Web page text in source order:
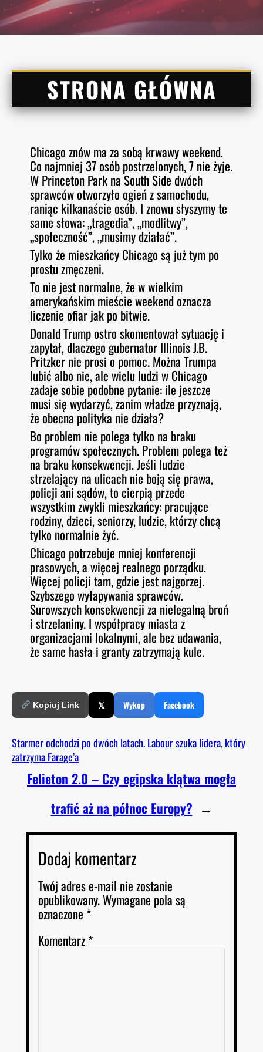
STRONA GŁÓWNA
Chicago znów ma za sobą krwawy weekend.
Co najmniej 37 osób postrzelonych, 7 nie żyje.
W Princeton Park na South Side dwóch
sprawców otworzyło ogień z samochodu,
raniąc kilkanaście osób. I znowu słyszymy te
same słowa: „tragedia”, „modlitwy”,
„społeczność”, „musimy działać”.
Tylko że mieszkańcy Chicago są już tym po
prostu zmęczeni.
To nie jest normalne, że w wielkim
amerykańskim mieście weekend oznacza
liczenie ofiar jak po bitwie.
Donald Trump ostro skomentował sytuację i
zapytał, dlaczego gubernator Illinois J.B.
Pritzker nie prosi o pomoc. Można Trumpa
lubić albo nie, ale wielu ludzi w Chicago
zadaje sobie podobne pytanie: ile jeszcze
musi się wydarzyć, zanim władze przyznają,
że obecna polityka nie działa?
Bo problem nie polega tylko na braku
programów społecznych. Problem polega też
na braku konsekwencji. Jeśli ludzie
strzelający na ulicach nie boją się prawa,
policji ani sądów, to cierpią przede
wszystkim zwykli mieszkańcy: pracujące
rodziny, dzieci, seniorzy, ludzie, którzy chcą
tylko normalnie żyć.
Chicago potrzebuje mniej konferencji
prasowych, a więcej realnego porządku.
Więcej policji tam, gdzie jest najgorzej.
Szybszego wyłapywania sprawców.
Surowszych konsekwencji za nielegalną broń
i strzelaniny. I współpracy miasta z
organizacjami lokalnymi, ale bez udawania,
że same hasła i granty zatrzymają kule.
Kopiuj Link 𝕏 Wykop Facebook
Starmer odchodzi po dwóch latach. Labour szuka lidera, który
zatrzyma Farage’a
Felieton 2.0 – Czy egipska klątwa mogła
trafić aż na północ Europy? →
Dodaj komentarz
Twój adres e-mail nie zostanie
opublikowany.Wymagane pola są
oznaczone *
Komentarz*